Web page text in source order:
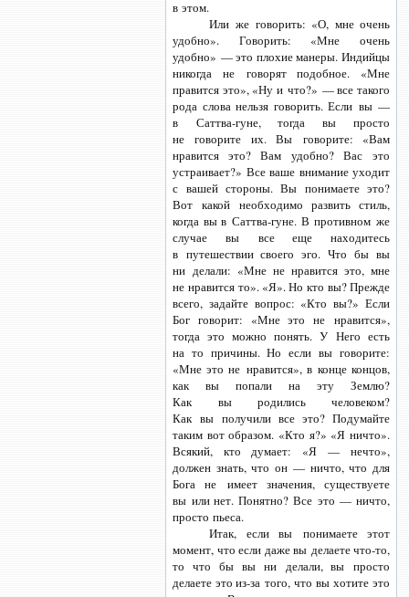
в этом.
Или же говорить: «О, мне очень
удобно». Говорить: «Мне очень
удобно» — это плохие манеры. Индийцы
никогда не говорят подобное. «Мне
правится это», «Ну и что?» — все такого
рода слова нельзя говорить. Если вы —
в Саттва-гуне,тогда вы просто
не говорите их. Вы говорите: «Вам
нравится это? Вам удобно? Вас это
устраивает?» Все ваше внимание уходит
с вашей стороны. Вы понимаете это?
Вот какой необходимо развить стиль,
когда выв Саттва-гуне. В противном же
случае вы все еще находитесь
в путешествии своего эго. Что бы вы
ни делали: «Мне не нравится это, мне
не нравится то». «Я». Но кто вы? Прежде
всего, задайте вопрос: «Кто вы?» Если
Бог говорит: «Мне это не нравится»,
тогда это можно понять. У Него есть
на то причины. Но если вы говорите:
«Мне это не нравится», в конце концов,
как вы попали на эту Землю?
Как вы родились человеком?
Как вы получили все это? Подумайте
таким вот образом. «Кто я?» «Я ничто».
Всякий, кто думает: «Я — нечто»,
должен знать, что он — ничто, что для
Бога не имеет значения, существуете
вы или нет. Понятно? Все это — ничто,
просто пьеса.
Итак, если вы понимаете этот
момент, что если даже вы делаетечто-то,
то что бы вы ни делали, вы просто
делаете этоиз-за того, что вы хотите это